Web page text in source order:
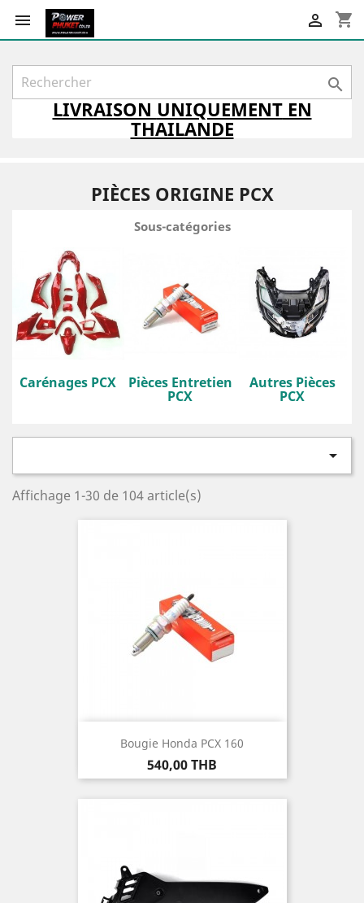
 shopping_cart


LIVRAISON UNIQUEMENTEN
THAILANDE
PIÈCES ORIGINE PCX
Sous-catégories
Carénages PCX Pièces Entretien
PCX
Autres Pièces
PCX

Affichage 1-30 de 104 article(s)
Bougie Honda PCX 160
Prix
540,00 THB